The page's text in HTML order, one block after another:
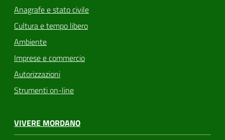
Anagrafe e stato civile
Cultura e tempo libero
Ambiente
Imprese e commercio
Autorizzazioni
Strumenti on-line
VIVERE MORDANO